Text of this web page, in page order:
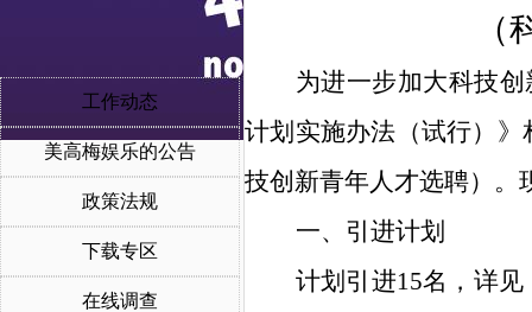
工作动态
美高梅娱乐的公告
政策法规
下载专区
在线调查
（
为进一步加大科技
计划实施办法（试行）
技创新青年人才选聘） 。
一、引进计划
计划引进15名 ， 详见